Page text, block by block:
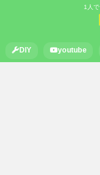
1人
DIY youtube